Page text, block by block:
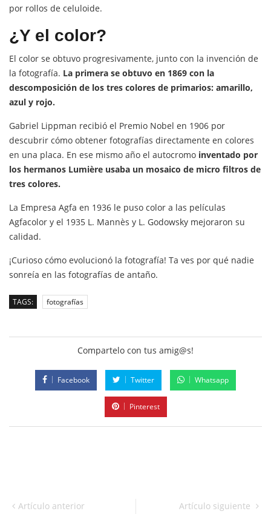
por rollos de celuloide.
¿Y el color?
El color se obtuvo progresivamente, junto con la invención de
la fotografía. La primera se obtuvo en 1869 con la
descomposición de los tres colores de primarios: amarillo,
azul y rojo.
Gabriel Lippman recibió el Premio Nobel en 1906 por
descubrir cómo obtener fotografías directamente en colores
en una placa. En ese mismo año el autocromo inventado por
los hermanos Lumière usaba un mosaico de micro filtros de
tres colores.
La Empresa Agfa en 1936 le puso color a las películas
Agfacolor y el 1935 L. Mannès y L. Godowsky mejoraron su
calidad.
¡Curioso cómo evolucionó la fotografía! Ta ves por qué nadie
sonreía en las fotografías de antaño.
TAGS: fotografías
Compartelo con tus amig@s!
Facebook Twitter Whatsapp
Pinterest
Artículo anterior Artículo siguiente